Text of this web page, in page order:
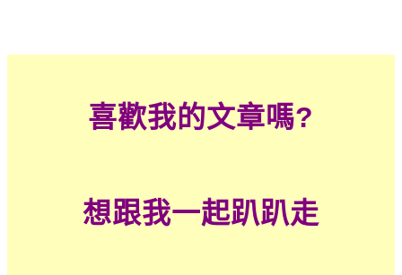
喜歡我的文章嗎?
想跟我一起趴趴走